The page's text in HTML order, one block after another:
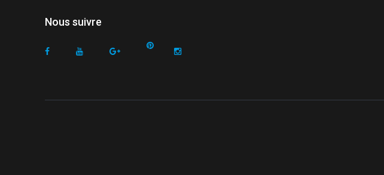
Nous suivre